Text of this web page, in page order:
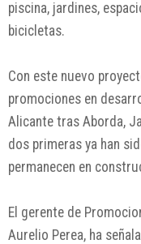
piscina, jardines,
bicicletas.
Con este nuevo
promociones en
Alicante tras Aborda,
dos primeras ya han
permanecen en
El gerente de
Aurelio Perea, ha